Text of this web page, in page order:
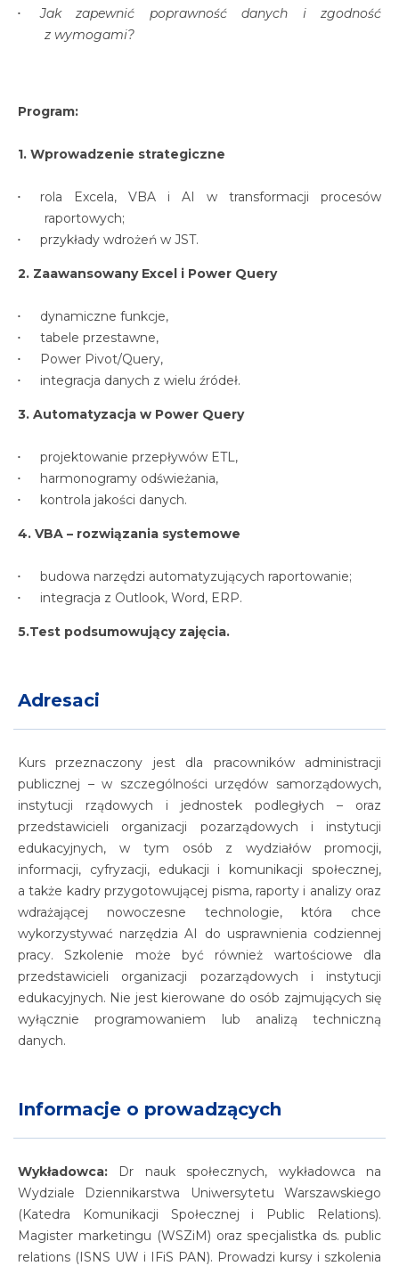
Jak zapewnić poprawność danych i zgodność
z wymogami?
Program:
1. Wprowadzenie strategiczne
rola Excela, VBA i AI w transformacji procesów
raportowych;
przykłady wdrożeń w JST.
2. Zaawansowany Excel i Power Query
dynamiczne funkcje,
tabele przestawne,
Power Pivot/Query,
integracja danych z wielu źródeł.
3. Automatyzacja w Power Query
projektowanie przepływów ETL,
harmonogramy odświeżania,
kontrola jakości danych.
4. VBA – rozwiązania systemowe
budowa narzędzi automatyzujących raportowanie;
integracja z Outlook, Word, ERP.
5.Test podsumowujący zajęcia.
Adresaci
Kurs przeznaczony jest dla pracowników administracji
publicznej – w szczególności urzędów samorządowych,
instytucji rządowych i jednostek podległych – oraz
przedstawicieli organizacji pozarządowych i instytucji
edukacyjnych, w tym osób z wydziałów promocji,
informacji, cyfryzacji, edukacji i komunikacji społecznej,
a także kadry przygotowującej pisma, raporty i analizy oraz
wdrażającej nowoczesne technologie, która chce
wykorzystywać narzędzia AI do usprawnienia codziennej
pracy. Szkolenie może być również wartościowe dla
przedstawicieli organizacji pozarządowych i instytucji
edukacyjnych. Nie jest kierowane do osób zajmujących się
wyłącznie programowaniem lub analizą techniczną
danych.
Informacje o prowadzących
Wykładowca: Dr nauk społecznych, wykładowca na
Wydziale Dziennikarstwa Uniwersytetu Warszawskiego
(Katedra Komunikacji Społecznej i Public Relations).
Magister marketingu (WSZiM) oraz specjalistka ds. public
relations (ISNS UW i IFiS PAN). Prowadzi kursy i szkolenia